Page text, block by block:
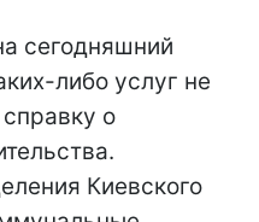
сегодняшний
либо услуг не
о
Киевского